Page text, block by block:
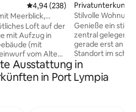
Durchschnittliche Bewertung:
4,94 (238)
Meerblick,
HafenLoft auf der
mit Aufzug in
(mit
vom Alten
ist nach
bietet einen
Hafen, das Cap
Privatunterkunft
Stilvolle
Meerblick
Genieße ein
zentral
gerade erst an
Standort im
der gefragtesten
renoviert wurde. Kinderfreundlich.
Entfernungen: in
Ausstattung in
in Port Lympia